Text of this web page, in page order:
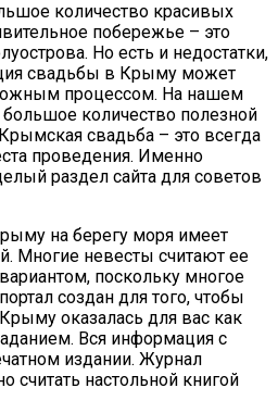
количество красивых
побережье – это
Но есть и недостатки,
свадьбы в Крыму может
процессом. На нашем
количество полезной
свадьба – это всегда
проведения. Именно
раздел сайта для советов
на берегу моря имеет
Многие невесты считают ее
поскольку многое
создан для того, чтобы
оказалась для вас как
Вся информация с
издании. Журнал
настольной книгой